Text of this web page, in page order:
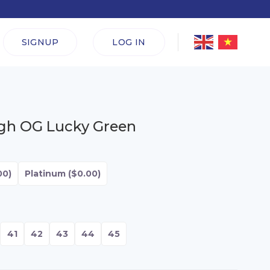
SIGNUP LOG IN
OG Lucky Green
Platinum ($0.00)
41 42 43 44 45